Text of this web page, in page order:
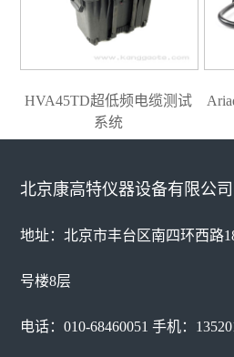
HVA45TD超低频电缆测试
系统
北京康高特仪器设备有限公司
地址：北京市丰台区南四环西路
号楼8层
电话：010-68460051 手机：